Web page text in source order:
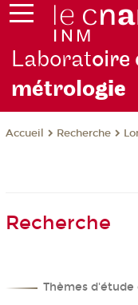
Laboratoire
métrologie
Accueil Recherche
Recherche
Thèmes